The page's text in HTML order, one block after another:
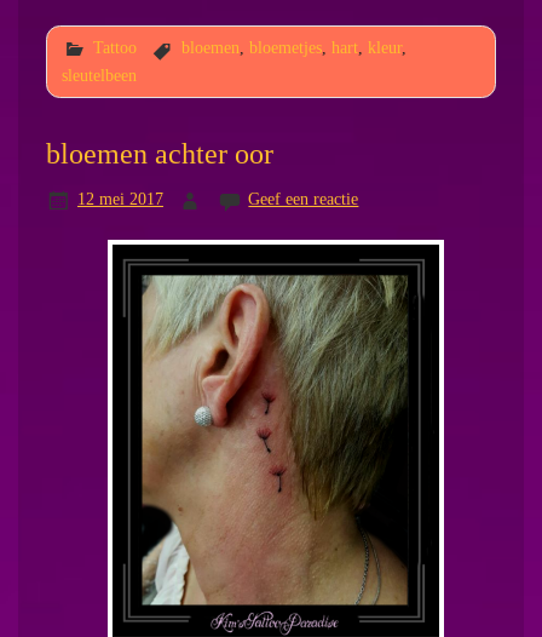
Tattoo bloemen, bloemetjes, hart, kleur,
sleutelbeen
bloemen achter oor
12 mei 2017 Geef een reactie